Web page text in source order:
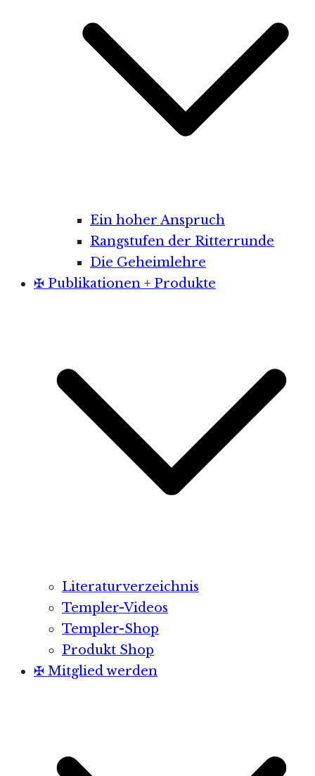
Ein hoher Anspruch
Rangstufen der Ritterrunde
Die Geheimlehre
✠ Publikationen + Produkte
Literaturverzeichnis
Templer-Videos
Templer-Shop
Produkt Shop
✠ Mitglied werden